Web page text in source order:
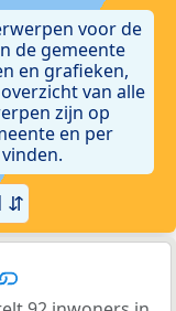
voor de
de gemeente
en grafieken,
van alle
zijn op
en per
⇵